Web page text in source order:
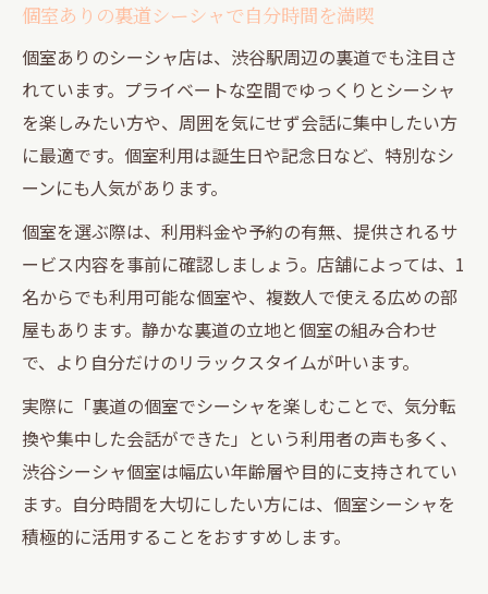
個室ありの裏道シーシャで自分時間を満喫
個室ありのシーシャ店は、渋谷駅周辺の裏道でも注目さ
れています。プライベートな空間でゆっくりとシーシャ
を楽しみたい方や、周囲を気にせず会話に集中したい方
に最適です。個室利用は誕生日や記念日など、特別なシ
ーンにも人気があります。
個室を選ぶ際は、利用料金や予約の有無、提供されるサ
ービス内容を事前に確認しましょう。店舗によっては、1
名からでも利用可能な個室や、複数人で使える広めの部
屋もあります。静かな裏道の立地と個室の組み合わせ
で、より自分だけのリラックスタイムが叶います。
実際に「裏道の個室でシーシャを楽しむことで、気分転
換や集中した会話ができた」という利用者の声も多く、
渋谷シーシャ個室は幅広い年齢層や目的に支持されてい
ます。自分時間を大切にしたい方には、個室シーシャを
積極的に活用することをおすすめします。